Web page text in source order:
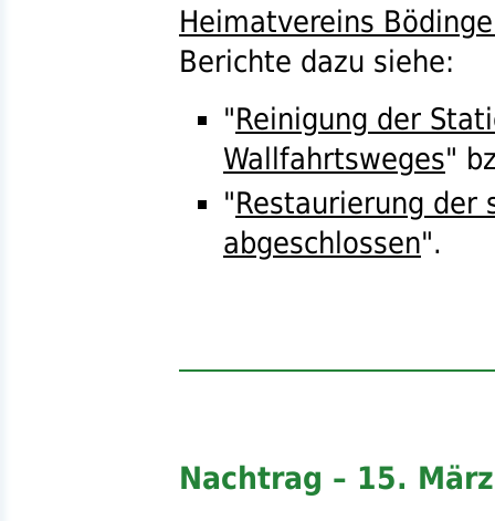
Heimatvereins
Berichte dazu siehe:
"Reinigung der
Wallfahrtsweges"
"Restaurierung der
abgeschlossen".
Nachtrag – 15.